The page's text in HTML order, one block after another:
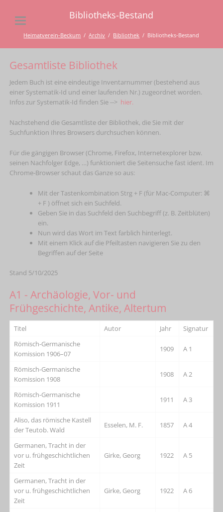
Bibliotheks-Bestand
Heimatverein-Beckum Archiv Bibliothek Bibliotheks-Bestand
Gesamtliste Bibliothek
Jedem Buch ist eine eindeutige Inventarnummer (bestehend aus
einer Systematik-Id und einer laufenden Nr.) zugeordnet worden.
Infos zur Systematik-Id finden Sie --> hier.
Nachstehend die Gesamtliste der Bibliothek, die Sie mit der
Suchfunktion Ihres Browsers durchsuchen können.
Für die gängigen Browser (Chrome, Firefox, Internetexplorer bzw.
seinen Nachfolger Edge, …) funktioniert die Seitensuche fast ident. Im
Chrome-Browser schaut das Ganze so aus:
Mit der Tastenkombination Strg + F (für Mac-Computer: ⌘
+ F ) öffnet sich ein Suchfeld.
Geben Sie in das Suchfeld den Suchbegriff (z. B. Zeitblüten)
ein.
Nun wird das Wort im Text farblich hinterlegt.
Mit einem Klick auf die Pfeiltasten navigieren Sie zu den
Begriffen auf der Seite
Stand 5/10/2025
A1 - Archäologie, Vor- und
Frühgeschichte, Antike, Altertum
Titel Autor Jahr
Signatur
Römisch-Germanische
Komission 1906–07
1909 A 1
Römisch-Germanische
Komission 1908
1908 A 2
Römisch-Germanische
Komission 1911
1911 A 3
Aliso, das römische Kastell
der Teutob. Wald
Esselen, M. F. 1857 A 4
Germanen, Tracht in der
vor u. frühgeschichtlichen
Zeit
Girke, Georg 1922 A 5
Germanen, Tracht in der
vor u. frühgeschichtlichen
Zeit
Girke, Georg 1922 A 6